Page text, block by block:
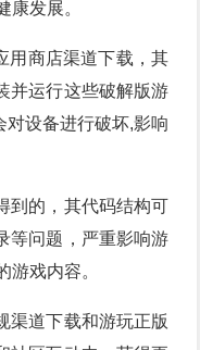
发展。
用商店渠道下载，其
并运行这些破解版游
设备进行破坏,影响
到的，其代码结构可
等问题，严重影响游
戏内容。
渠道下载和游玩正版